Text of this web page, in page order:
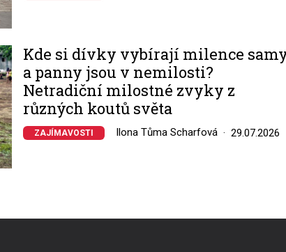
Kde si dívky vybírají milence
a panny jsou v nemilosti?
Netradiční milostné zvyky z
různých koutů světa
ZAJÍMAVOSTI Ilona Tůma Scharfová 29.07.2026